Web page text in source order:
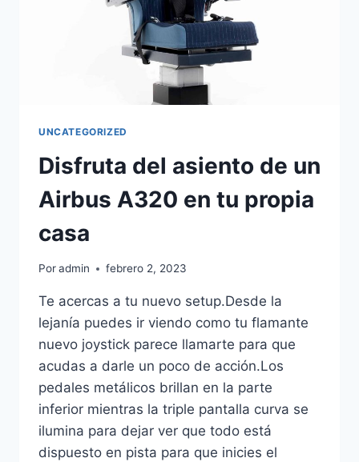
UNCATEGORIZED
Disfruta del asiento de un
Airbus A320 en tu propia
casa
Poradmin febrero 2, 2023
Te acercas a tu nuevo setup.Desde la
lejanía puedes ir viendo como tu flamante
nuevo joystick parece llamarte para que
acudas a darle un poco de acción.Los
pedales metálicos brillan en la parte
inferior mientras la triple pantalla curva se
ilumina para dejar ver que todo está
dispuesto en pista para que inicies el